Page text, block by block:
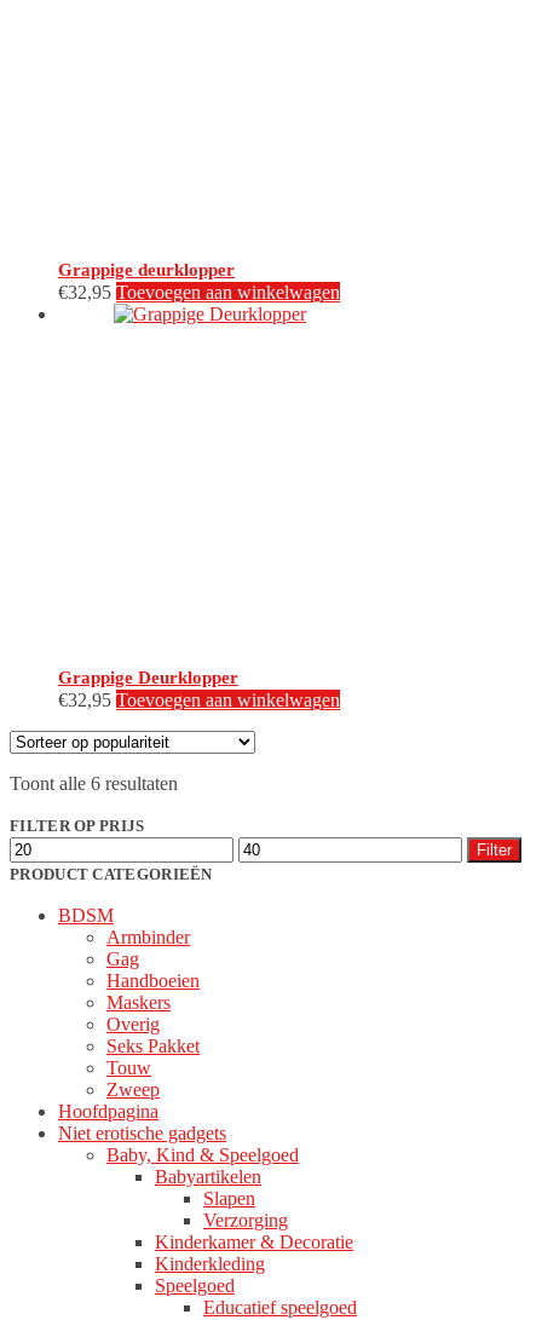
Grappige deurklopper
€32,95 Toevoegen aan winkelwagen
Grappige Deurklopper
€32,95 Toevoegen aan winkelwagen
Toont alle 6 resultaten
FILTER OP PRIJS
Min.
prijs
Max.
prijs
Filter
PRODUCT CATEGORIEËN
BDSM
Armbinder
Gag
Handboeien
Maskers
Overig
Seks Pakket
Touw
Zweep
Hoofdpagina
Niet erotische gadgets
Baby, Kind & Speelgoed
Babyartikelen
Slapen
Verzorging
Kinderkamer & Decoratie
Kinderkleding
Speelgoed
Educatief speelgoed